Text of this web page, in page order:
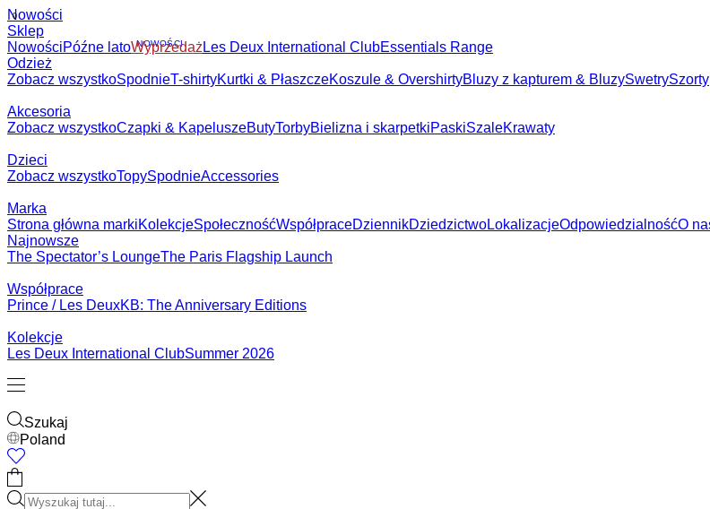
Nowości
Sklep
NowościPóźne lato NOWOŚCI
Wyprzedaż Les Deux International ClubEssentials Range
Odzież
Zobacz wszystkoSpodnieT-shirtyKurtki & PłaszczeKoszule & OvershirtyBluzy z kapturem & BluzySwetrySzorty
0